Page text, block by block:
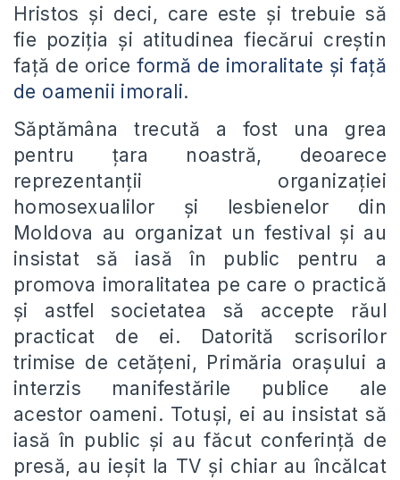
Hristos și deci, care este și trebuie să
fie poziția și atitudinea fiecărui creștin
față de oriceformă de imoralitate și față
de oamenii imorali.
Săptămâna trecută a fost una grea
pentru țara noastră, deoarece
reprezentanții organizației
homosexualilor și lesbienelor din
Moldova au organizat un festival și au
insistat să iasă în public pentru a
promova imoralitatea pe care o practică
și astfel societatea să accepte răul
practicat de ei. Datorită scrisorilor
trimise de cetățeni, Primăria orașului a
interzis manifestările publice ale
acestor oameni. Totuși, ei au insistat să
iasă în public și au făcut conferință de
presă, au ieșit la TV și chiar au încălcat